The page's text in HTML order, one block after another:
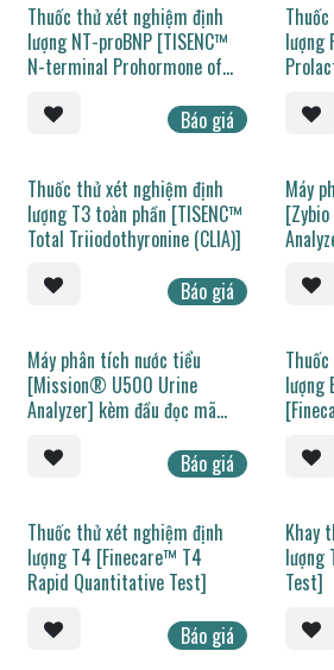
Thuốc thử xét nghiệm định
lượng NT-proBNP [TISENC™
N-terminal Prohormone of
(CLIA)]
Báo giá
lượng
Thuốc thử xét nghiệm định
lượng T3 toàn phần [TISENC™
Total Triiodothyronine (CLIA)]
Báo giá
Máy
Máy phân tích nước tiểu
[Mission® U500 Urine
Analyzer] kèm đầu đọc mã
Báo giá
lượng
Thuốc thử xét nghiệm định
lượng T4 [Finecare™ T4
Rapid Quantitative Test]
Báo giá
Khay
lượng
Test]